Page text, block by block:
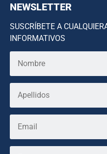
NEWSLETTER
SUSCRÍBETE A
INFORMATIVOS